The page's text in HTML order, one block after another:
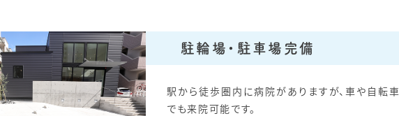
駐輪場・駐車場完備
駅から徒歩圏内に病院がありますが、車や自転車
でも来院可能です。